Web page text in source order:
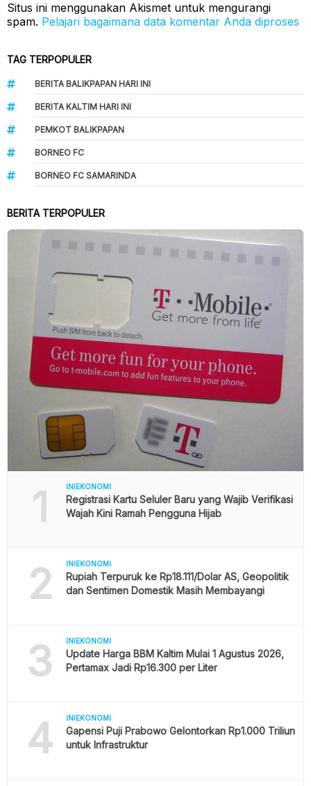
Situs ini menggunakan Akismet untuk mengurangi
spam. Pelajari bagaimana data komentar Anda diproses
TAG TERPOPULER
BERITA BALIKPAPAN HARI INI
BERITA KALTIM HARI INI
PEMKOT BALIKPAPAN
BORNEO FC
BORNEO FC SAMARINDA
BERITA TERPOPULER
1 INIEKONOMI
Registrasi Kartu Seluler Baru yang Wajib Verifikasi
Wajah Kini Ramah Pengguna Hijab
2 INIEKONOMI
Rupiah Terpuruk ke Rp18.111/Dolar AS, Geopolitik
dan Sentimen Domestik Masih Membayangi
3 INIEKONOMI
Update Harga BBM Kaltim Mulai 1 Agustus 2026,
Pertamax Jadi Rp16.300 per Liter
4 INIEKONOMI
Gapensi Puji Prabowo Gelontorkan Rp1.000 Triliun
untuk Infrastruktur